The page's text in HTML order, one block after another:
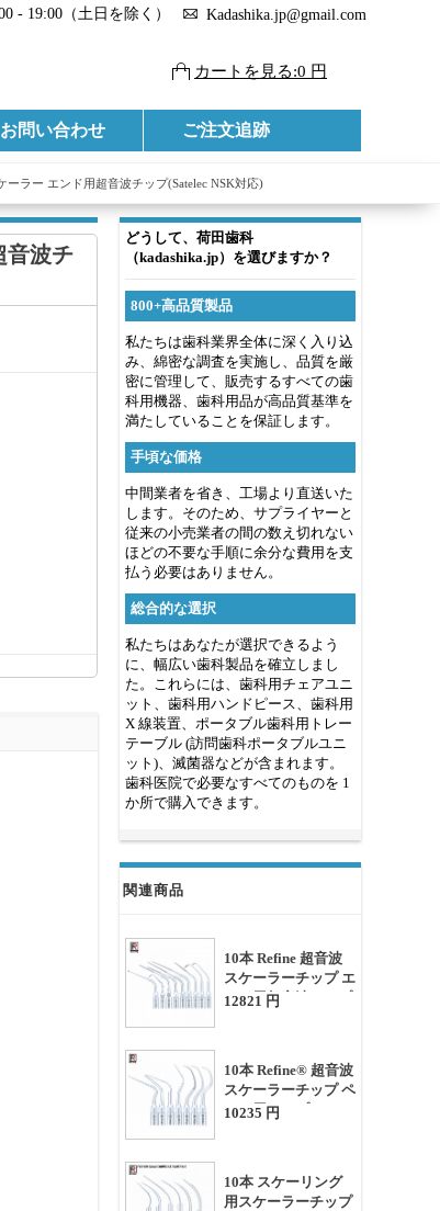
- 19:00（土日を除く） Kadashika.jp@gmail.com
カートを見る:0 円
お問い合わせ ご注文追跡
ーラー エンド用超音波チップ(Satelec NSK対応)
どうして、荷田歯科
（kadashika.jp）を選びますか？
800+高品質製品
私たちは歯科業界全体に深く入り込
み、綿密な調査を実施し、品質を厳
密に管理して、販売するすべての歯
科用機器、歯科用品が高品質基準を
満たしていることを保証します。
手頃な価格
中間業者を省き、工場より直送いた
します。そのため、サプライヤーと
従来の小売業者の間の数え切れない
ほどの不要な手順に余分な費用を支
払う必要はありません。
総合的な選択
私たちはあなたが選択できるよう
に、幅広い歯科製品を確立しまし
た。これらには、歯科用チェアユニ
ット、歯科用ハンドピース、歯科用
X 線装置、ポータブル歯科用トレー
テーブル (訪問歯科ポータブルユニ
ット)、滅菌器などが含まれます。
歯科医院で必要なすべてのものを 1
か所で購入できます。
関連商品
10本 Refine 超音波
スケーラーチップ エ
ンド用超音波チップ
12821 円
10本 Refine® 超音波
スケーラーチップ ペ
リオ用チップ(EMS
10235 円
10本 スケーリング
用スケーラーチップ
音波チ